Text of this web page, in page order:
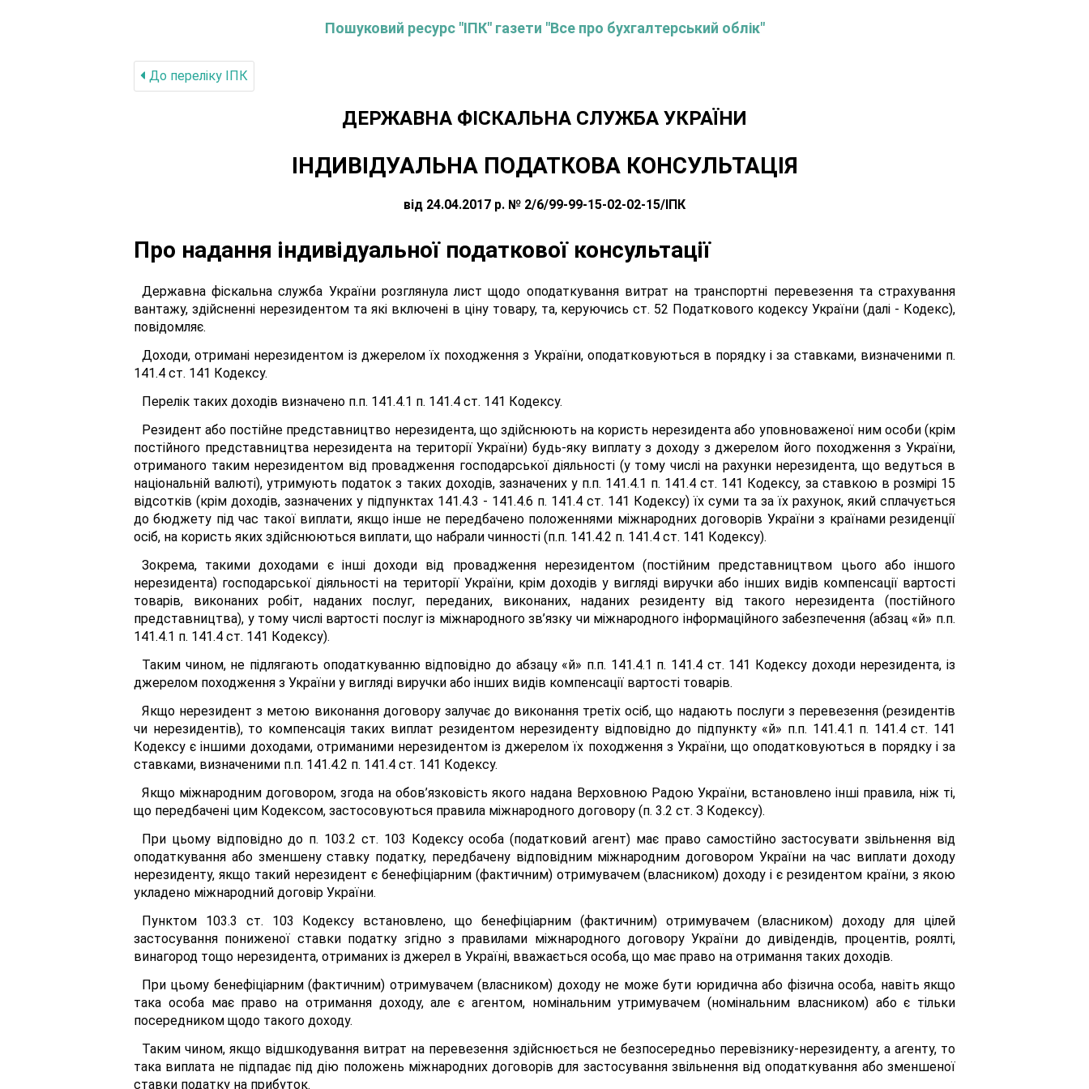
Пошуковий ресурс "ІПК" газети "Все про бухгалтерський облік"
До переліку IПК
ДЕРЖАВНА ФІСКАЛЬНА СЛУЖБА УКРАЇНИ
ІНДИВІДУАЛЬНА ПОДАТКОВА КОНСУЛЬТАЦІЯ
від 24.04.2017 р. № 2/6/99-99-15-02-02-15/ІПК
Про надання індивідуальної податкової консультації
Державна фіскальна служба України розглянула лист щодо оподаткування витрат на транспортні перевезення та страхування
вантажу, здійсненні нерезидентом та які включені в ціну товару, та, керуючись ст. 52 Податкового кодексу України (далі - Кодекс),
повідомляє.
Доходи, отримані нерезидентом із джерелом їх походження з України, оподатковуються в порядку і за ставками, визначеними п.
141.4 ст. 141 Кодексу.
Перелік таких доходів визначено п.п. 141.4.1 п. 141.4 ст. 141 Кодексу.
Резидент або постійне представництво нерезидента, що здійснюють на користь нерезидента або уповноваженої ним особи (крім
постійного представництва нерезидента на території України) будь-яку виплату з доходу з джерелом його походження з України,
отриманого таким нерезидентом від провадження господарської діяльності (у тому числі на рахунки нерезидента, що ведуться в
національній валюті), утримують податок з таких доходів, зазначених у п.п. 141.4.1 п. 141.4 ст. 141 Кодексу, за ставкою в розмірі 15
відсотків (крім доходів, зазначених у підпунктах 141.4.3 - 141.4.6 п. 141.4 ст. 141 Кодексу) їх суми та за їх рахунок, який сплачується
до бюджету під час такої виплати, якщо інше не передбачено положеннями міжнародних договорів України з країнами резиденції
осіб, на користь яких здійснюються виплати, що набрали чинності (п.п. 141.4.2 п. 141.4 ст. 141 Кодексу).
Зокрема, такими доходами є інші доходи від провадження нерезидентом (постійним представництвом цього або іншого
нерезидента) господарської діяльності на території України, крім доходів у вигляді виручки або інших видів компенсації вартості
товарів, виконаних робіт, наданих послуг, переданих, виконаних, наданих резиденту від такого нерезидента (постійного
представництва), у тому числі вартості послуг із міжнародного зв’язку чи міжнародного інформаційного забезпечення (абзац «й» п.п.
141.4.1 п. 141.4 ст. 141 Кодексу).
Таким чином, не підлягають оподаткуванню відповідно до абзацу «й» п.п. 141.4.1 п. 141.4 ст. 141 Кодексу доходи нерезидента, із
джерелом походження з України у вигляді виручки або інших видів компенсації вартості товарів.
Якщо нерезидент з метою виконання договору залучає до виконання третіх осіб, що надають послуги з перевезення (резидентів
чи нерезидентів), то компенсація таких виплат резидентом нерезиденту відповідно до підпункту «й» п.п. 141.4.1 п. 141.4 ст. 141
Кодексу є іншими доходами, отриманими нерезидентом із джерелом їх походження з України, що оподатковуються в порядку і за
ставками, визначеними п.п. 141.4.2 п. 141.4 ст. 141 Кодексу.
Якщо міжнародним договором, згода на обов’язковість якого надана Верховною Радою України, встановлено інші правила, ніж ті,
що передбачені цим Кодексом, застосовуються правила міжнародного договору (п. 3.2 ст. З Кодексу).
При цьому відповідно до п. 103.2 ст. 103 Кодексу особа (податковий агент) має право самостійно застосувати звільнення від
оподаткування або зменшену ставку податку, передбачену відповідним міжнародним договором України на час виплати доходу
нерезиденту, якщо такий нерезидент є бенефіціарним (фактичним) отримувачем (власником) доходу і є резидентом країни, з якою
укладено міжнародний договір України.
Пунктом 103.3 ст. 103 Кодексу встановлено, що бенефіціарним (фактичним) отримувачем (власником) доходу для цілей
застосування пониженої ставки податку згідно з правилами міжнародного договору України до дивідендів, процентів, роялті,
винагород тощо нерезидента, отриманих із джерел в Україні, вважається особа, що має право на отримання таких доходів.
При цьому бенефіціарним (фактичним) отримувачем (власником) доходу не може бути юридична або фізична особа, навіть якщо
така особа має право на отримання доходу, але є агентом, номінальним утримувачем (номінальним власником) або є тільки
посередником щодо такого доходу.
Таким чином, якщо відшкодування витрат на перевезення здійснюється не безпосередньо перевізнику-нерезиденту, а агенту, то
така виплата не підпадає під дію положень міжнародних договорів для застосування звільнення від оподаткування або зменшеної
ставки податку на прибуток.